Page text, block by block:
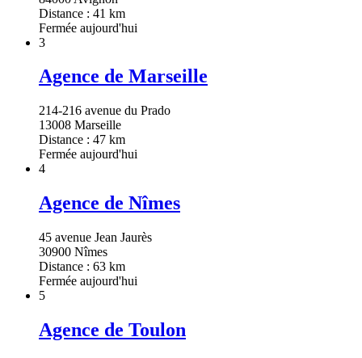
Distance : 41 km
Fermée aujourd'hui
3
Agence de Marseille
214-216 avenue du Prado
13008 Marseille
Distance : 47 km
Fermée aujourd'hui
4
Agence de Nîmes
45 avenue Jean Jaurès
30900 Nîmes
Distance : 63 km
Fermée aujourd'hui
5
Agence de Toulon